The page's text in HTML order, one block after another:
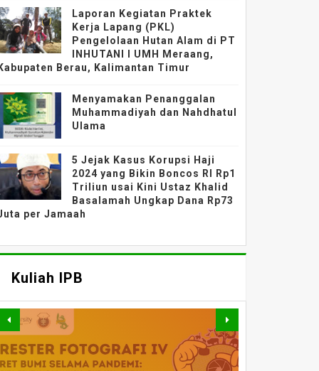
Laporan Kegiatan Praktek
Kerja Lapang (PKL)
Pengelolaan Hutan Alam di PT
INHUTANI I UMH Meraang,
Kabupaten Berau, Kalimantan Timur
Menyamakan Penanggalan
Muhammadiyah dan Nahdhatul
Ulama
5 Jejak Kasus Korupsi Haji
2024 yang Bikin Boncos RI Rp1
Triliun usai Kini Ustaz Khalid
Basalamah Ungkap Dana Rp73
per Jamaah
Kuliah IPB